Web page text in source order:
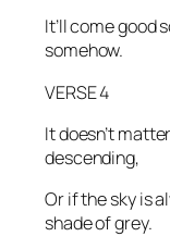
It’ll come good
somehow.
VERSE 4
It doesn’t
descending,
Or if the sky is
shade of grey.